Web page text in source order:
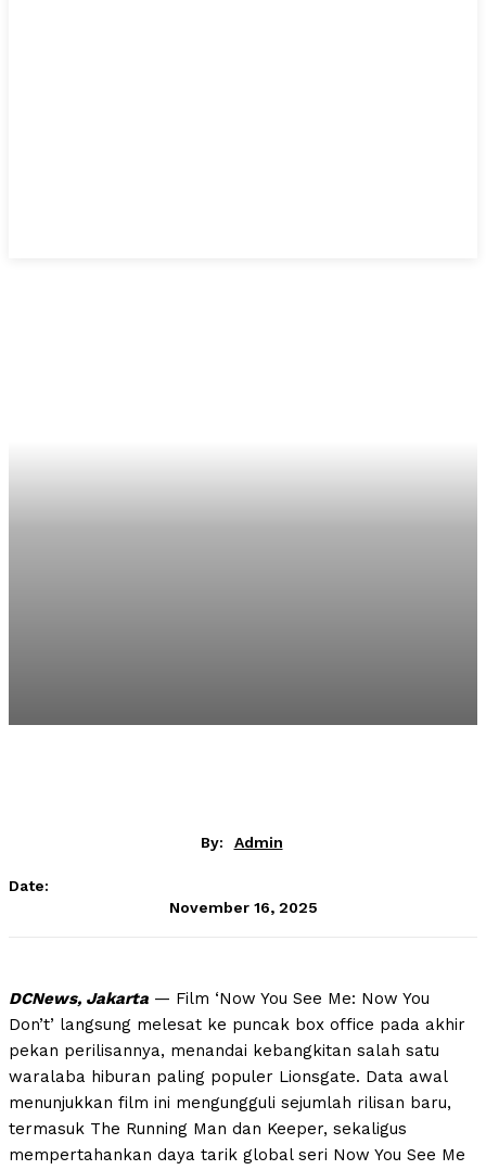
By: Admin
Date:
November 16, 2025
DCNews, Jakarta — Film ‘Now You See Me: Now You
Don’t’ langsung melesat ke puncak box office pada akhir
pekan perilisannya, menandai kebangkitan salah satu
waralaba hiburan paling populer Lionsgate. Data awal
menunjukkan film ini mengungguli sejumlah rilisan baru,
termasuk The Running Man dan Keeper, sekaligus
mempertahankan daya tarik global seri Now You See Me